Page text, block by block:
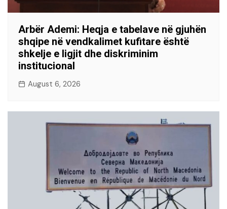
Arbër Ademi: Heqja e tabelave në gjuhën
shqipe në vendkalimet kufitare është
shkelje e ligjit dhe diskriminim
institucional
August 6, 2026